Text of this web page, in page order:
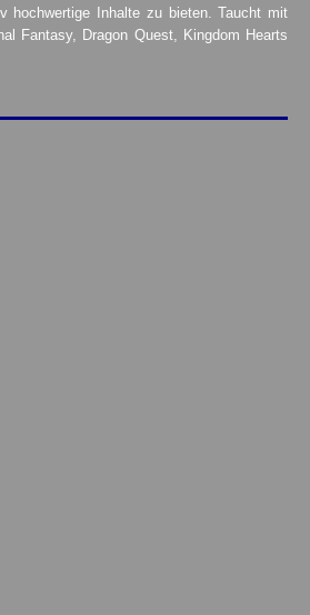
hochwertige Inhalte zu bieten. Taucht mit
Fantasy, Dragon Quest, Kingdom Hearts